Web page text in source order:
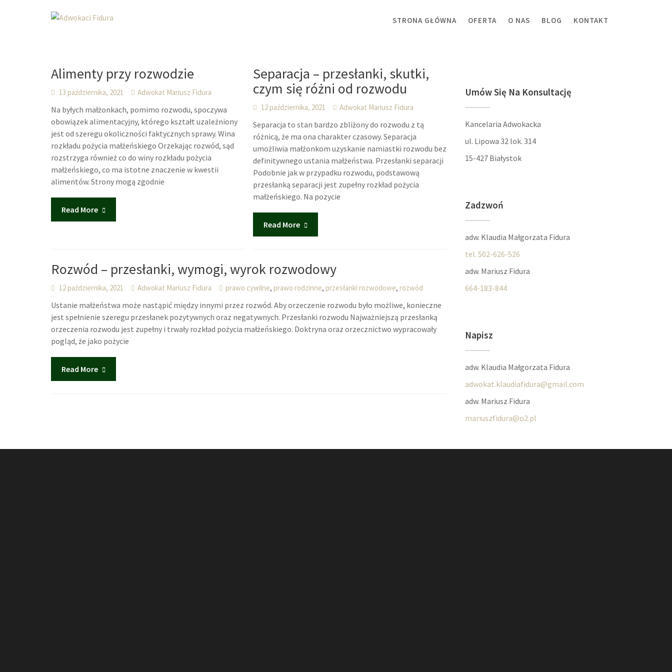
STRONA GŁÓWNA OFERTA O NAS BLOG KONTAKT
Alimenty przy rozwodzie
13 października, 2021 Adwokat Mariusz Fidura
Na byłych małżonkach, pomimo rozwodu, spoczywa
obowiązek alimentacyjny, którego kształt uzależniony
jest od szeregu okoliczności faktycznych sprawy. Wina
rozkładu pożycia małżeńskiego Orzekając rozwód, sąd
rozstrzyga również co do winy rozkładu pożycia
małżeńskiego, co ma istotne znaczenie w kwestii
alimentów. Strony mogą zgodnie
Read More
Separacja – przesłanki, skutki,
czym się różni od rozwodu
12 października, 2021 Adwokat Mariusz Fidura
Separacja to stan bardzo zbliżony do rozwodu z tą
różnicą, że ma ona charakter czasowy. Separacja
umożliwia małżonkom uzyskanie namiastki rozwodu bez
definitywnego ustania małżeństwa. Przesłanki separacji
Podobnie jak w przypadku rozwodu, podstawową
przesłanką separacji jest zupełny rozkład pożycia
małżeńskiego. Na pozycie
Read More
Rozwód – przesłanki, wymogi, wyrok rozwodowy
12 października, 2021 Adwokat Mariusz Fidura prawo cywilne,prawo rodzinne,przesłanki rozwodowe,rozwód
Ustanie małżeństwa może nastąpić między innymi przez rozwód. Aby orzeczenie rozwodu było możliwe, konieczne
jest spełnienie szeregu przesłanek pozytywnych oraz negatywnych. Przesłanki rozwodu Najważniejszą przesłanką
orzeczenia rozwodu jest zupełny i trwały rozkład pożycia małżeńskiego. Doktryna oraz orzecznictwo wypracowały
pogląd, że jako pożycie
Read More
Umów Się Na Konsultację
Kancelaria Adwokacka
ul. Lipowa 32 lok. 314
15-427 Białystok
Zadzwoń
adw. Klaudia Małgorzata Fidura
tel. 502-626-526
adw. Mariusz Fidura
664-183-844
Napisz
adw. Klaudia Małgorzata Fidura
adwokat.klaudiafidura@gmail.com
adw. Mariusz Fidura
mariuszfidura@o2.pl